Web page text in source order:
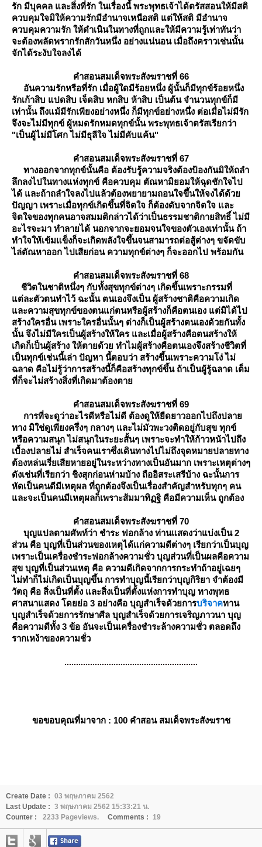
รัก มีบุคคล และสิ่งที่รัก ในเรื่องนี้ พระพุทธเจ้าได้ตรัสสอนให้มีสติ
ควบคุมใจมิให้ความรักมีอำนาจเหนือสติ แต่ให้สติ มีอำนาจ
ควบคุมความรัก ให้ดำเนินในทางที่ถูกและให้มีความรู้เท่าทันว่า
จะต้องพลัดพรากรักสักวันหนึ่ง อย่างแน่นอน เมื่อถึงคราวเช่นนั้น
จักได้ระงับใจลงได้
คำสอนสมเด็จพระสังฆราชที่ 66
อันความรักหรือที่รัก เมื่อผู้ใดมีร้อยหนึ่ง ผู้นั้นก็มีทุกข์ร้อยหนึ่ง
รักเก้าสิบ แปดสิบ เจ็ดสิบ หกสิบ ห้าสิบ เป็นต้น จำนวนทุกข์ก็มี
เท่านั้น ถึงแม้มีรักเพียงอย่างหนึ่ง ก็มีทุกข์อย่างหนึ่ง ต่อเมื่อไม่มีรัก
จึงจะไม่มีทุกข์ ผู้หมดรักหมดทุกข์นั้น พระพุทธเจ้าตรัสเรียกว่า
"เป็นผู้ไม่มีโศก ไม่มีธุลีใจ ไม่มีคับแค้น"
คำสอนสมเด็จพระสังฆราชที่ 67
ทางออกจากทุกข์นั้นคือ ต้องรับรู้ความจริงต้องป้องกันมิให้ถลำ
ลึกลงไปในทางแห่งทุกข์ คือควบคุม ตัณหามิยอมให้ฉุดชักใจไป
ได้ และถ้าถลำใจลงไปแล้วต้องพยายามถอนใจขึ้นให้จงได้ด้ว
ปัญญา เพราะเมื่อทุกข์เกิดขึ้นที่จิตใจ ก็ต้องดับจากจิตใจ และ
จิตใจของทุกคนอาจสมมติกล่าวได้ว่าเป็นธรรมชาติกายสิทธิ์ ไม่มี
อะไรจะมา ทำลายได้ นอกจากจะยอมจนใจของตัวเองเท่านั้น ถ้า
ทำใจให้เข้มแข็งก็จะเกิดพลังใจขึ้นจนสามารถต่อสู้ต่างๆ ขจัดขับ
ไล่ตัณหาออก ไปเสียก่อน ความทุกข์ต่างๆ ก็จะออกไป พร้อมกัน
คำสอนสมเด็จพระสังฆราชที่ 68
ชีวิตในชาติหนึ่งๆ กับทั้งสุขทุกข์ต่างๆ เกิดขึ้นเพราะกรรมที่
ต่ละตัวตนทำไว้ ฉะนั้น ตนเองจึงเป็น ผู้สร้างชาติคือความเกิด
ละความสุขทุกข์ของตนแก่ตนหรือผู้สร้างก็คือตนเอง แต่มิได้ไป
สร้างใครอื่น เพราะใครอื่นนั้นๆ ต่างก็เป็นผู้สร้างตนเองด้วยกันทั้ง
นั้น จึงไม่มีใครเป็นผู้สร้างให้ใคร และเมื่อผู้สร้างคือตนสร้างให้
เกิดก็เป็นผู้สร้าง ให้ตายด้วย ทำไมผู้สร้างคือตนเองจึงสร้างชีวิตที่
เป็นทุกข์เช่นนี้เล่า ปัญหา นี้ตอบว่า สร้างขึ้นเพราะความโง่ ไม่
ฉลาด คือไม่รู้ว่าการสร้างนี้ก็คือสร้างทุกข์ขึ้น ถ้าเป็นผู้รู้ฉลาด เต็ม
ที่ก็จะไม่สร้างสิ่งที่เกิดมาต้องตา
คำสอนสมเด็จพระสังฆราชที่ 69
การที่จะดูว่าอะไรดีหรือไม่ดี ต้องดูให้ยืดยาวออกไปถึงปลา
ทาง มิใช่ดูเพียงครึ่งๆ กลางๆ และไม่มัวพะวงติดอยู่กับสุข ทุกข์
หรือความสนุก ไม่สนุกในระยะสั้นๆ เพราะจะทำให้ก้าวหน้าไปถึง
เบื้องปลายไม่ สำเร็จคนเราซึ่งเดินทางไปไม่ถึงจุดหมายปลายทาง
ต้องหล่นเรี่ยเสียหายอยู่ในระหว่างทางเป็นอันมาก เพราะเหตุต่างๆ
ดังเช่นที่เรียกว่า ชิงสุกก่อนห่ามบ้าง ถืออิสระเสรีบ้าง ฉะนั้นการ
หัดเป็นคนดีมีเหตุผล ที่ถูกต้องจึงเป็นเรื่องสำคัญสำหรับทุกๆ คน
ละจะเป็นคนมีเหตุผลก็เพราะส้มมาทิฏฐิ คือมีความเห็น ถูกต้อง
คำสอนสมเด็จพระสังฆราชที่ 70
บุญแปลตามศัพท์ว่า ชำระ ฟอกล้าง ท่านแสดงว่าแบ่งเป็น 2
ส่วน คือ บุญที่เป็นส่วนของเหตุได้แก่ความดีต่างๆ เรียกว่าเป็นบุญ
เพราะเป็นเครื่องชำระฟอกล้างความชั่ว บุญส่วนที่เป็นผลคือความ
สุข บุญที่เป็นส่วนเหตุ คือ ความดีเกิดจากการกระทำถ้าอยู่เฉยๆ
ไม่ทำก็ไม่เกิดเป็นบุญขึ้น การทำบุญนี้เรียกว่าบุญกิริยา จำต้องมี
วัตถุ คือ สิ่งเป็นที่ตั้ง และสิ่งเป็นที่ตั้งแห่งการทำบุญ ทางพุทธ
ศาสนาแสดง โดยย่อ 3 อย่างคือ บุญสำเร็จด้วยการบริจาคทาน
บุญสำเร็จด้วยการรักษาศีล บุญสำเร็จด้วยการเจริญภาวนา บุญ
คือความดีทั้ง 3 ข้อ อันจะเป็นเครื่องชำระล้างความชั่ว ตลอดถึง
รากเหง้าของความชั่ว
.........................................................
ขอขอบคุณที่มาจาก : 100 คำสอน สมเด็จพระสังฆราช
Create Date : 03 พฤษภาคม 2562
Last Update : 3 พฤษภาคม 2562 15:33:21 น.
Counter :
2233 Pageviews. Comments : 19